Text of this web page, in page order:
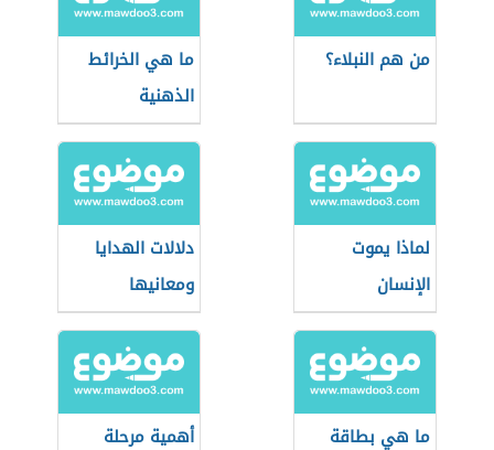
من هم النبلاء؟
ما هي الخرائط
الذهنية
لماذا يموت
الإنسان
دلالات الهدايا
ومعانيها
ما هي بطاقة
أهمية مرحلة